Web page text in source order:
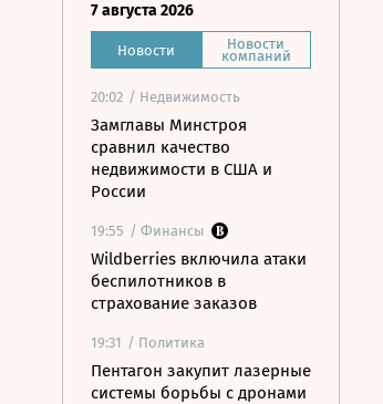
7 августа 2026
Новости Новости
компаний
20:02 / Недвижимость
Замглавы Минстроя
сравнил качество
недвижимости в США и
России
19:55 / Финансы
Wildberries включила атаки
беспилотников в
страхование заказов
19:31 / Политика
Пентагон закупит лазерные
системы борьбы с дронами